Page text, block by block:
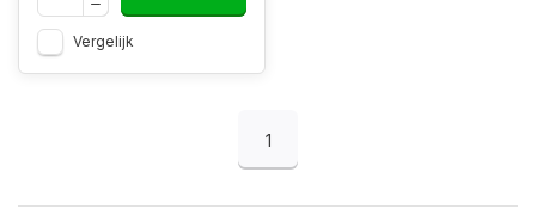
Vergelijk
1